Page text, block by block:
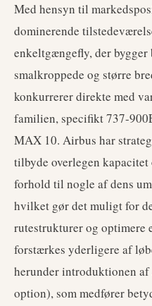
Med hensyn til
dominerende
enkeltgængefly, der
smalkroppede og større
konkurrerer direkte med
familien, specifikt 737-
MAX 10. Airbus har
tilbyde overlegen
forhold til nogle af dens
hvilket gør det muligt for
rutestrukturer og optimere
forstærkes yderligere af
herunder introduktionen
option), som medfører